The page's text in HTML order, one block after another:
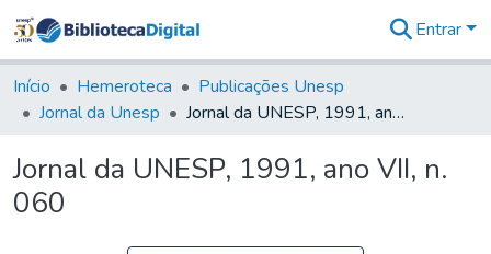
&
Coleções
Tudo na
Digital
Entrar
Início Hemeroteca
Publicações Unesp
Jornal da Unesp
Jornal da UNESP, 1991, ano VII, n. 060
Jornal da UNESP, 1991, ano VII, n.
060